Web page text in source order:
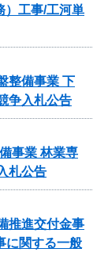
）工事/工河単
整備事業 下
争入札公告
事業 林業専
札公告
推進交付金事
関する一般